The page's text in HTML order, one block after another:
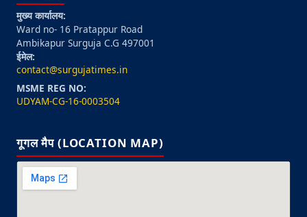
मुख्य कार्यालय:
Ward no- 16 Pratappur Road
Ambikapur Surguja C.G 497001
ईमेल:
contact@surgujatimes.in
MSME REG NO:
UDYAM-CG-16-0003504
गूगल मैप (LOCATION MAP)